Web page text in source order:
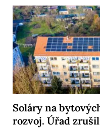
Soláry na
rozvoj. Úřad